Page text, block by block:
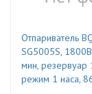
Отпариватель
SG5005S,
мин, резервуар
режим 1 наса,